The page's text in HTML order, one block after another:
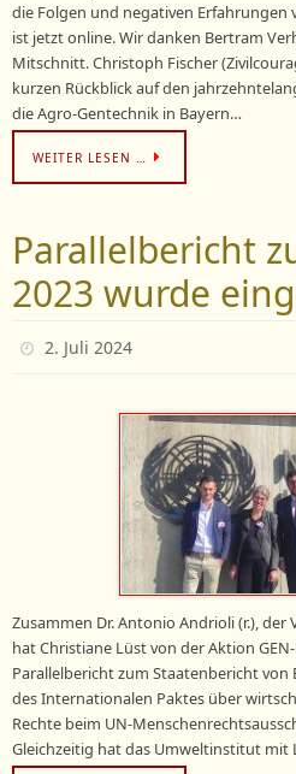
die Folgen und negativen Erfahrungen
ist jetzt online. Wir danken Bertram
Mitschnitt. Christoph Fischer
kurzen Rückblick auf den
die Agro-Gentechnik in Bayern…
WEITER LESEN …
Parallelbericht
2023 wurde
2. Juli 2024
Zusammen Dr. Antonio Andrioli (r.), der
hat Christiane Lüst von der Aktion
Parallelbericht zum Staatenbericht von
des Internationalen Paktes über
Rechte beim UN-
Gleichzeitig hat das Umweltinstitut mit